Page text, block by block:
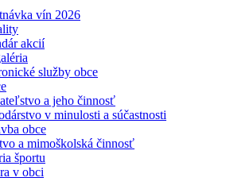
vín 2026
akcií
služby obce
a jeho činnosť
v minulosti a súčastnosti
obce
a mimoškolská činnosť
športu
v obci